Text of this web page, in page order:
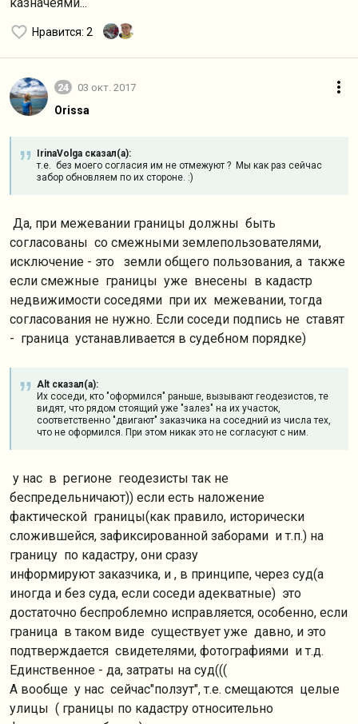
Нравится: 2
24 03 окт. 2017
Orissa
IrinaVolga сказал(а):
т.е. без моего согласия им не отмежуют ? Мы как раз сейчас
забор обновляем по их стороне. :)
Да, при межевании границы должны быть
согласованы со смежными землепользователями,
исключение - это земли общего пользования, а также
если смежные границы уже внесены в кадастр
недвижимости соседями при их межевании, тогда
согласования не нужно. Если соседи подпись не ставят
- граница устанавливается в судебном порядке)
Alt сказал(а):
Их соседи, кто "оформился" раньше, вызывают геодезистов, те
видят, что рядом стоящий уже "залез" на их участок,
соответственно "двигают" заказчика на соседний из числа тех,
что не оформился. При этом никак это не согласуют с ним.
у нас в регионе геодезисты так не
беспредельничают)) если есть наложение
фактической границы(как правило, исторически
сложившейся, зафиксированной заборами и т.п.) на
границу по кадастру, они сразу
информируют заказчика, и , в принципе, через суд(а
иногда и без суда, если соседи адекватные) это
достаточно беспроблемно исправляется, особенно, если
граница в таком виде существует уже давно, и это
подтверждается свидетелями, фотографиями и т.д.
Единственное - да, затраты на суд(((
А вообще у нас сейчас"ползут", т.е. смещаются целые
улицы ( границы по кадастру относительно